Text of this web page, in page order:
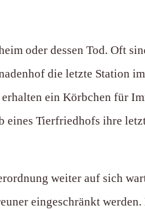
oder dessen Tod. Oft
die letzte Station im
ein Körbchen für
eines Tierfriedhofs ihre
weiter auf sich
eingeschränkt werden.